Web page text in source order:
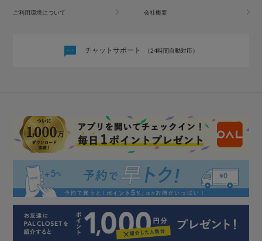
ご利用環境について 会社概要
チャットサポート （24時間自動対応）